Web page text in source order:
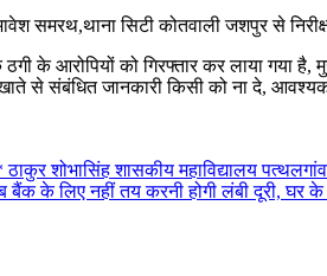
समरथ,थाना सिटी कोतवाली जशपुर से
के आरोपियों को गिरफ्तार कर लाया गया
संबंधित जानकारी किसी को ना दे, आवश्यक
ठाकुर शोभासिंह शासकीय महाविद्यालय
बैंक के लिए नहीं तय करनी होगी लंबी दूरी, घर